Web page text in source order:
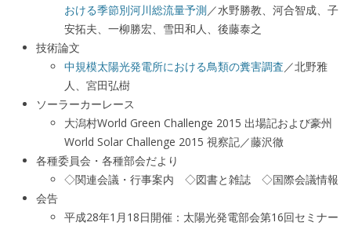
おける季節別河川総流量予測／水野勝教、河合智成、子
安拓夫、一柳勝宏、雪田和人、後藤泰之
技術論文
中規模太陽光発電所における鳥類の糞害調査／北野雅
人、宮田弘樹
ソーラーカーレース
大潟村World Green Challenge 2015 出場記および豪州
World Solar Challenge 2015 視察記／藤沢徹
各種委員会・各種部会だより
◇関連会議・行事案内 ◇図書と雑誌 ◇国際会議情報
会告
平成28年1月18日開催：太陽光発電部会第16回セミナー